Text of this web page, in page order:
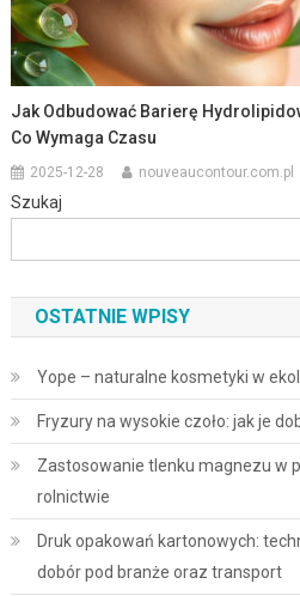
Jak Odbudować Barierę
Co Wymaga Czasu
2025-12-28 nouveaucontour.com.pl
Szukaj
OSTATNIE WPISY
Yope – naturalne kosmetyki w
Fryzury na wysokie czoło: jak je
Zastosowanie tlenku magnezu w
rolnictwie
Druk opakowań kartonowych:
dobór pod branże oraz transport